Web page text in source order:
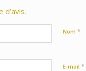
d’avis.
Nom*
E-mail*